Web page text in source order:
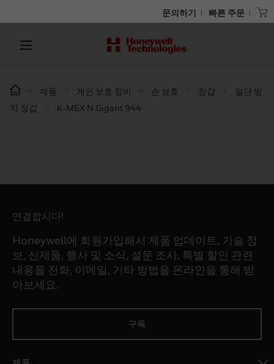
문의하기 빠른 주문
제품 개인 보호 장비 손 보호 장갑
절단 방
지 장갑
K-MEX N Gigant 944
연결합시다!
Honeywell에 회원가입해서 제품 업데이트, 기술 정
보, 신제품, 행사 및 소식, 설문 조사, 특별 할인 관련
내용을 전화, 이메일, 기타 방법을 온라인을 통해 받
아보세요.
구독